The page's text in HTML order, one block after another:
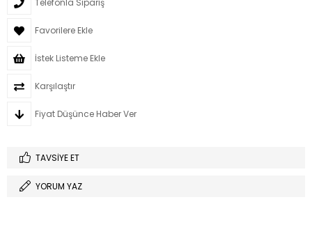
Telefonla Sipariş
Favorilere Ekle
İstek Listeme Ekle
Karşılaştır
Fiyat Düşünce Haber Ver
TAVSIYE ET
YORUM YAZ